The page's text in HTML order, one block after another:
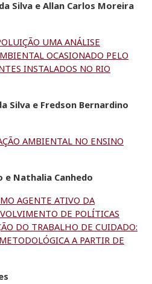
Silva e Allan Carlos Moreira
UMA ANÁLISE
OCASIONADO PELO
INSTALADOS NO RIO
Silva e Fredson Bernardino
AMBIENTAL NO ENSINO
e Nathalia Canhedo
AGENTE ATIVO DA
DE POLÍTICAS
DO TRABALHO DE CUIDADO:
A PARTIR DE